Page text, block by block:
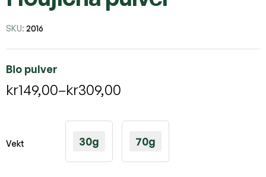
SKU: 2016
Bio pulver
kr149,00–kr309,00
Vekt 30g 70g